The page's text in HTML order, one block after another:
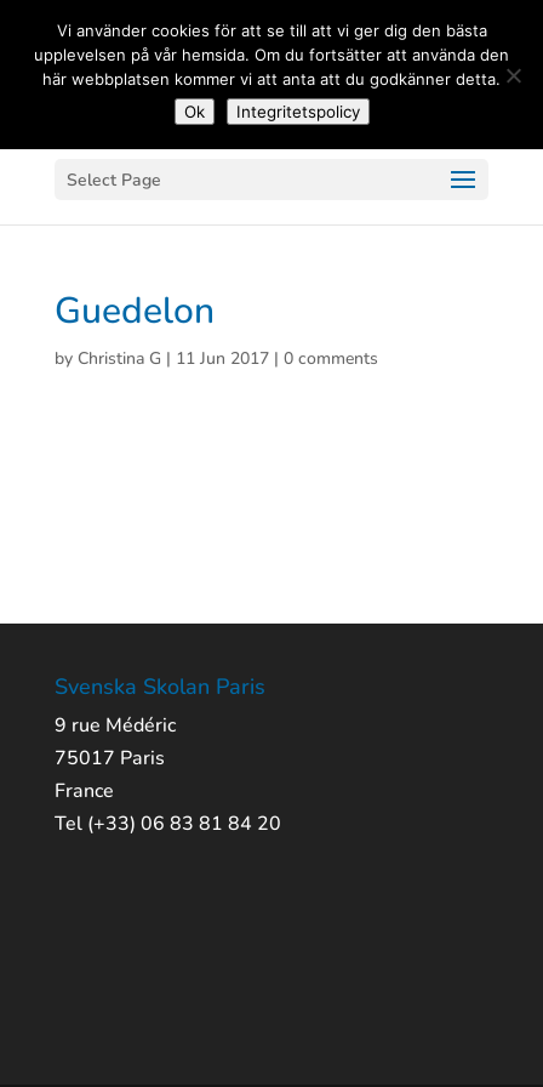
Select Page
Guedelon
by Christina G | 11 Jun 2017| 0 comments
Svenska Skolan Paris
9 rue Médéric
75017 Paris
France
Tel (+33) 06 83 81 84 20
Vi använder cookies för att se till att vi ger dig den bästa
upplevelsen på vår hemsida. Om du fortsätter att använda den
här webbplatsen kommer vi att anta att du godkänner detta.
Ok
Integritetspolicy